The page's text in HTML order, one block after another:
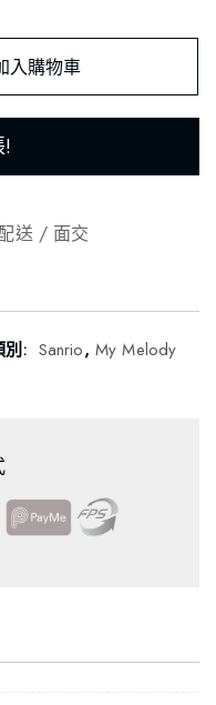
入購物車
!
送 / 面交
別: Sanrio, My Melody